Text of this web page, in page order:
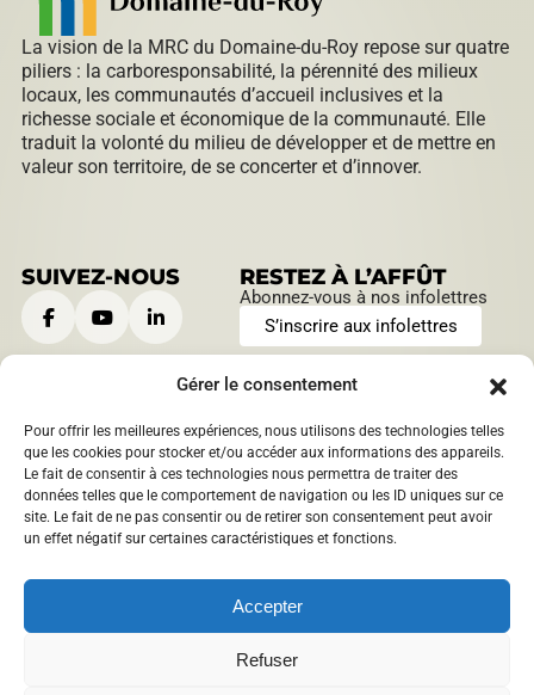
Gérer le consentement
Pour offrir les meilleures expériences, nous utilisons des technologies telles
que les cookies pour stocker et/ou accéder aux informations des appareils.
Le fait de consentir à ces technologies nous permettra de traiter des
données telles que le comportement de navigation ou les ID uniques sur ce
site. Le fait de ne pas consentir ou de retirer son consentement peut avoir
un effet négatif sur certaines caractéristiques et fonctions.
Accepter
Refuser
La vision de la MRC du Domaine-du-Roy repose sur quatre
piliers : la carboresponsabilité, la pérennité des milieux
locaux, les communautés d’accueil inclusives et la
richesse sociale et économique de la communauté. Elle
traduit la volonté du milieu de développer et de mettre en
valeur son territoire, de se concerter et d’innover.
SUIVEZ-NOUS RESTEZ À L’AFFÛT
Abonnez-vous à nos infolettres
S’inscrire aux infolettres
CONTACTEZ-NOUS
901, boulevard Saint-Joseph
Roberval, Québec,Canada
1209 boulevard Sacré-Coeur
Saint-Félicien, Québec,
info@​mrcdomaineduroy.ca
HEURES D’OUVERTURE
Lundi au jeudi:
9 h à 12 h | 13 h à 16 h
Vendredi:
9 h à 12 h